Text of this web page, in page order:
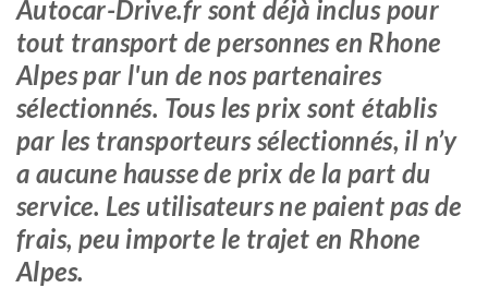
Autocar-Drive.fr sont déjà inclus pour
tout transport de personnes en Rhone
Alpes par l'un de nos partenaires
sélectionnés. Tous les prix sont établis
par les transporteurs sélectionnés, il n’y
a aucune hausse de prix de la part du
service. Les utilisateurs ne paient pas de
frais, peu importe le trajet en Rhone
Alpes.